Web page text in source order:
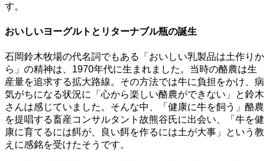
ベ
マ
ー
ク
動
画
で
知
る
す。
おいしいヨーグルトとリターナブル瓶の誕生
石岡鈴木牧場の代名詞でもある「おいしい乳製品は土作りか
ら」の精神は、1970年代に生まれました。当時の酪農は生
産量を追求する拡大路線。その方法では牛に負担をかけ、病
気がちになる状況に「心から楽しい酪農ができない」と鈴木
さんは感じていました。そんな中、「健康に牛を飼う」酪農
を提唱する畜産コンサルタント故熊谷氏に出会い、「牛を健
康に育てるには餌が、良い餌を作るには土が大事」という教
えに感銘を受けたそうです。